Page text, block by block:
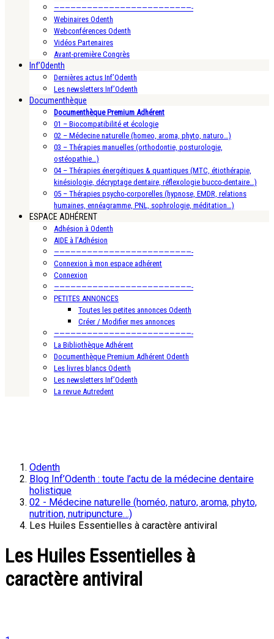
—————————————————————————-
Webinaires Odenth
Webconférences Odenth
Vidéos Partenaires
Avant-première Congrès
Inf’Odenth
Dernières actus Inf’Odenth
Les newsletters Inf’Odenth
Documenthèque
Documenthèque Premium Adhérent
01 – Biocompatibilité et écologie
02 – Médecine naturelle (homeo, aroma, phyto, naturo…)
03 – Thérapies manuelles (orthodontie, posturologie,
ostéopathie…)
04 – Thérapies énergétiques & quantiques (MTC, étiothérapie,
kinésiologie, décryptage dentaire, réflexologie bucco-dentaire…)
05 – Thérapies psycho-corporelles (hypnose, EMDR, relations
humaines, ennéagramme, PNL, sophrologie, méditation…)
ESPACE ADHÉRENT
Adhésion à Odenth
AIDE à l’Adhésion
—————————————————————————-
Connexion à mon espace adhérent
Connexion
—————————————————————————-
PETITES ANNONCES
Toutes les petites annonces Odenth
Créer / Modifier mes annonces
—————————————————————————-
La Bibliothèque Adhérent
Documenthèque Premium Adhérent Odenth
Les livres blancs Odenth
Les newsletters Inf’Odenth
La revue Autredent
Odenth
Blog Inf’Odenth : toute l’actu de la médecine dentaire
holistique
02 - Médecine naturelle (homéo, naturo, aroma, phyto,
nutrition, nutripuncture…)
Les Huiles Essentielles à caractère antiviral
Les Huiles Essentielles à
caractère antiviral